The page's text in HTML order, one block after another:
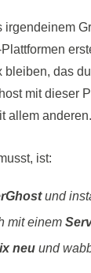
irgendeinem
bleiben, das
mit dieser
allem anderen.
ist:
und
mit einem
neuund